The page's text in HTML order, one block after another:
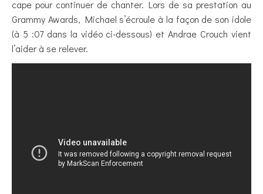
cape pour continuer de chanter. Lors de sa prestation au
Grammy Awards, Michael s’écroule à la façon de son idole
(à 5 :07 dans la vidéo ci-dessous) et Andrae Crouch vient
l’aider à se relever.